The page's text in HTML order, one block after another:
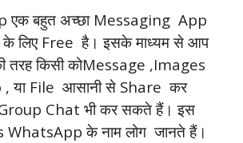
एक बहुत अच्छा Messaging App
लिए Free है। इसके माध्यम से आप
किसी कोMessage ,Images
या File आसानी से Share कर
Chat भी कर सकते हैं। इस
के नाम लोग जानते हैं।